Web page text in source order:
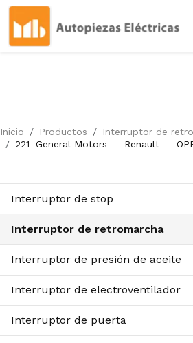
Inicio Productos
Interruptor de
221
General Motors - Renault -
Interruptor de stop
Interruptor de retromarcha
Interruptor de presión de aceite
Interruptor de electroventilador
Interruptor de puerta